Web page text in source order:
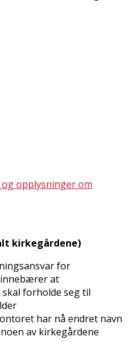
opplysninger om
kirkegårdene)
for
at
forholde seg til
har nå endret navn
av kirkegårdene